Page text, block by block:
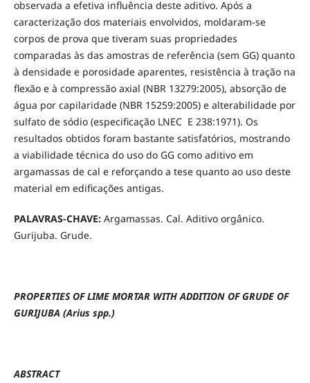
observada a efetiva influência deste aditivo. Após a
caracterização dos materiais envolvidos, moldaram-se
corpos de prova que tiveram suas propriedades
comparadas às das amostras de referência (sem GG) quanto
à densidade e porosidade aparentes, resistência à tração na
flexão e à compressão axial (NBR 13279:2005), absorção de
água por capilaridade (NBR 15259:2005) e alterabilidade por
sulfato de sódio (especificação LNEC E 238:1971). Os
resultados obtidos foram bastante satisfatórios, mostrando
a viabilidade técnica do uso do GG como aditivo em
argamassas de cal e reforçando a tese quanto ao uso deste
material em edificações antigas.
PALAVRAS-CHAVE:Argamassas. Cal. Aditivo orgânico.
Gurijuba. Grude.
PROPERTIES OF LIME MORTAR WITH ADDITION OF GRUDE OF
GURIJUBA (Arius spp.)
ABSTRACT